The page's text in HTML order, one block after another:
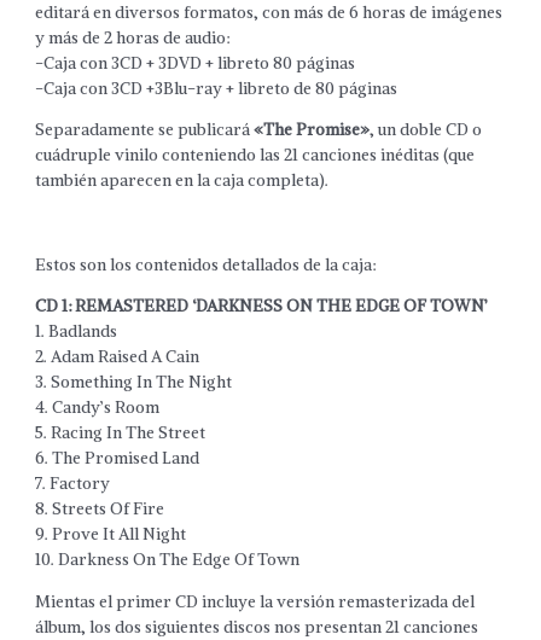
editará en diversos formatos, con más de 6 horas de imágenes
y más de 2 horas de audio:
-Caja con 3CD + 3DVD + libreto 80 páginas
-Caja con 3CD +3Blu-ray + libreto de 80 páginas
Separadamente se publicará«The Promise», un doble CD o
cuádruple vinilo conteniendo las 21 canciones inéditas (que
también aparecen en la caja completa).
Estos son los contenidos detallados de la caja:
CD 1: REMASTERED ‘DARKNESS ON THE EDGE OF TOWN’
1. Badlands
2. Adam Raised A Cain
3. Something In The Night
4. Candy’s Room
5. Racing In The Street
6. The Promised Land
7. Factory
8. Streets Of Fire
9. Prove It All Night
10. Darkness On The Edge Of Town
Mientas el primer CD incluye la versión remasterizada del
álbum, los dos siguientes discos nos presentan 21 canciones